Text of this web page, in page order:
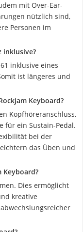
mit Over-Ear-
nützlich sind,
Personen im
inklusive?
inklusive eines
ist längeres und
Keyboard?
Kopfhöreranschluss,
für ein Sustain-Pedal.
bei der
das Üben und
Keyboard?
Dies ermöglicht
kreative